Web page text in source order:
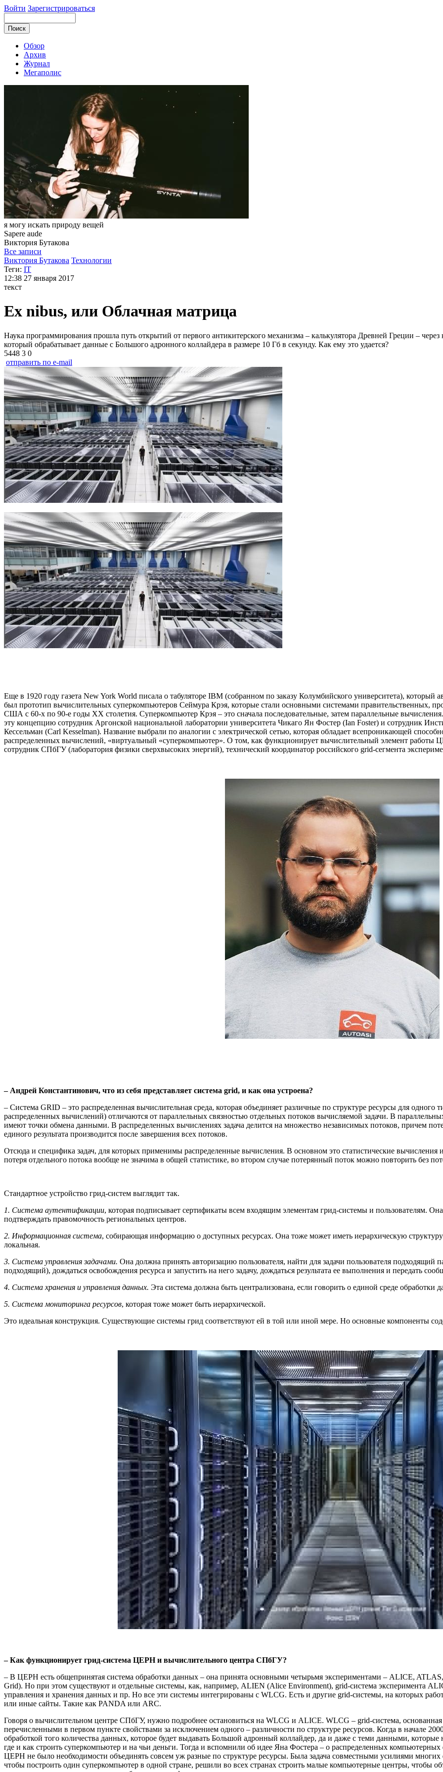
Войти Зарегистрироваться
Обзор
Архив
Журнал
Мегаполис
я могу искать природу вещей
Sapere aude
Виктория Бутакова
Все записи
Виктория Бутакова Технологии
Теги: IT
12:38 27 января 2017
текст
Ex nibus, или Облачная матрица
Наука программирования прошла путь открытий от первого антикитерского механизма – калькулятора Древней Греции –
который обрабатывает данные с Большого адронного коллайдера в размере 10 Гб в секунду. Как ему это удается?
5448 3 0
отправить по e-mail
Еще в 1920 году газета NewYork World писала о табуляторе IBM (собранном по заказу Колумбийского университета), который
был прототип вычислительных суперкомпьютеров Сеймура Крэя, которые стали основными системами правительственных,
США с 60-х по 90-е годы ХХ столетия. Суперкомпьютер Крэя – это сначала последовательные, затем параллельные
эту концепцию сотрудник Аргонской национальной лаборатории университета Чикаго Ян Фостер (Ian Foster) и сотрудник
Кессельман (Carl Kesselman). Название выбрали по аналогии с электрической сетью, которая обладает всепроникающей
распределенных вычислений, «виртуальный «суперкомпьютер». О том, как функционирует вычислительный элемент работы
сотрудник СПбГУ (лаборатория физики сверхвысоких энергий), технический координатор российского grid-сегмента
– Андрей Константинович, что из себя представляет система grid, и как она устроена?
– Система GRID – это распределенная вычислительная среда, которая объединяет различные по структуре ресурсы для одного
распределенных вычислений) отличаются от параллельных связностью отдельных потоков вычисляемой задачи. В
имеют точки обмена данными. В распределенных вычислениях задача делится на множество независимых потоков, причем
единого результата производится после завершения всех потоков.
Отсюда и специфика задач, для которых применимы распределенные вычисления. В основном это статистические вычисления
потеря отдельного потока вообще не значима в общей статистике, во втором случае потерянный поток можно повторить без
Стандартное устройство грид-систем выглядит так.
1. Система аутентификации, которая подписывает сертификаты всем входящим элементам грид-системы и пользователям.
подтверждать правомочность региональных центров.
2. Информационная система, собирающая информацию о доступных ресурсах. Она тоже может иметь иерархическую
локальная.
3. Система управления задачами. Она должна принять авторизацию пользователя, найти для задачи пользователя подходящий
подходящий), дождаться освобождения ресурса и запустить на него задачу, дождаться результата ее выполнения и передать
4. Система хранения и управления данных. Эта система должна быть централизована, если говорить о единой среде обработки
5. Система мониторинга ресурсов, которая тоже может быть иерархической.
Это идеальная конструкция. Существующие системы грид соответствуют ей в той или иной мере. Но основные компоненты
– Как функционирует грид-система ЦЕРН и вычислительного центра СПбГУ?
– В ЦЕРН есть общепринятая система обработки данных – она принята основными четырьмя экспериментами – ALICE, ATLAS,
Grid). Но при этом существуют и отдельные системы, как, например, ALIEN (Alice Environment), grid-система эксперимента
управления и хранения данных и пр. Но все эти системы интегрированы c WLCG. Есть и другие grid-системы, на которых
или иные сайты. Такие как PANDA или ARC.
Говоря о вычислительном центре СПбГУ, нужно подробнее остановиться на WLCG и ALICE. WLCG – grid-система,
перечисленными в первом пункте свойствами за исключением одного – различности по структуре ресурсов. Когда в начале
обработкой того количества данных, которое будет выдавать Большой адронный коллайдер, да и даже с теми данными, которые
где и как строить суперкомпьютер и на чьи деньги. Тогда и вспомнили об идее Яна Фостера – о распределенных
ЦЕРН не было необходимости объединять совсем уж разные по структуре ресурсы. Была задача совместными усилиями многих
чтобы построить один суперкомпьютер в одной стране, решили во всех странах строить малые компьютерные центры, чтобы